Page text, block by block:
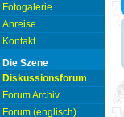
Fotogalerie
Anreise
Kontakt
Die Szene
Diskussionsforum
Forum Archiv
Forum (englisch)